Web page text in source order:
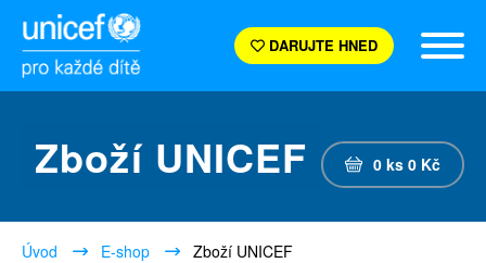
DARUJTE HNED
Zboží UNICEF 0 ks 0 Kč
Úvod E-shop Zboží UNICEF